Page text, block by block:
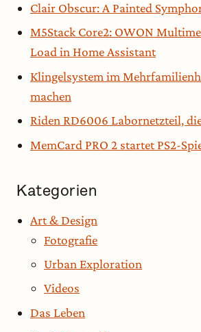
Clair Obscur: A Painted
M5Stack Core2: OWON
Load in Home Assistant
Klingelsystem im
machen
Riden RD6006 Labornetzteil,
MemCard PRO 2 startet PS2-
Kategorien
Art & Design
Fotografie
Urban Exploration
Videos
Das Leben